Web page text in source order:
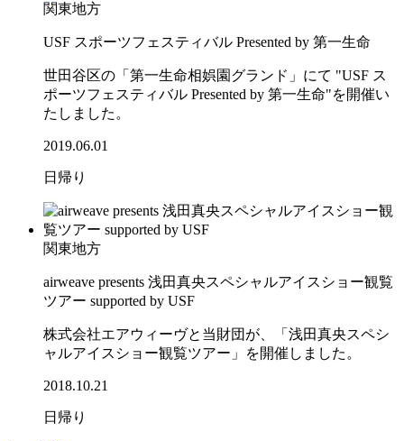
関東地方
USF スポーツフェスティバル Presented by 第一生命
世田谷区の「第一生命相娯園グランド」にて "USF ス
ポーツフェスティバル Presented by 第一生命"を開催い
たしました。
2019.06.01
日帰り
関東地方
airweave presents 浅田真央スペシャルアイスショー観覧
ツアー supported by USF
株式会社エアウィーヴと当財団が、「浅田真央スペシ
ャルアイスショー観覧ツアー」を開催しました。
2018.10.21
日帰り